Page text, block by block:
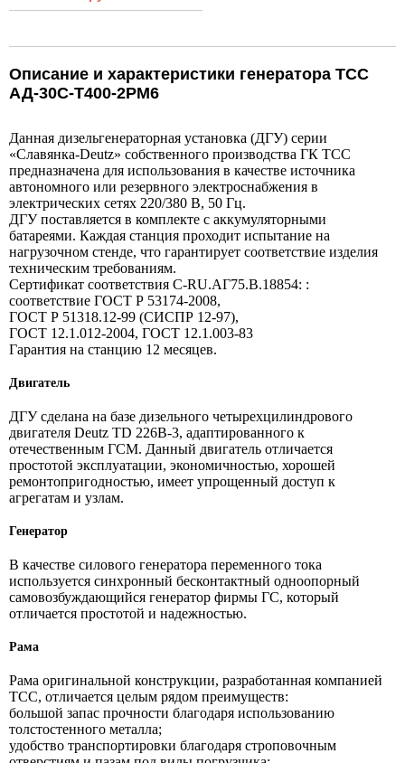
Описание и характеристики генератора ТСС
АД-30С-Т400-2РМ6
Данная дизельгенераторная установка (ДГУ) серии
«Славянка-Deutz» собственного производства ГК TCC
предназначена для использования в качестве источника
автономного или резервного электроснабжения в
электрических сетях 220/380 В, 50 Гц.
ДГУ поставляется в комплекте с аккумуляторными
батареями. Каждая станция проходит испытание на
нагрузочном стенде, что гарантирует соответствие изделия
техническим требованиям.
Сертификат соответствия C-RU.АГ75.B.18854: :
соответствие ГОСТ Р 53174-2008,
ГОСТ Р 51318.12-99 (СИСПР 12-97),
ГОСТ 12.1.012-2004, ГОСТ 12.1.003-83
Гарантия на станцию 12 месяцев.
Двигатель
ДГУ сделана на базе дизельного четырехцилиндрового
двигателя Deutz TD 226B-3, адаптированного к
отечественным ГСМ. Данный двигатель отличается
простотой эксплуатации, экономичностью, хорошей
ремонтопригодностью, имеет упрощенный доступ к
агрегатам и узлам.
Генератор
В качестве силового генератора переменного тока
используется синхронный бесконтактный одноопорный
самовозбуждающийся генератор фирмы ГС, который
отличается простотой и надежностью.
Рама
Рама оригинальной конструкции, разработанная компанией
ТСС, отличается целым рядом преимуществ:
большой запас прочности благодаря использованию
толстостенного металла;
удобство транспортировки благодаря строповочным